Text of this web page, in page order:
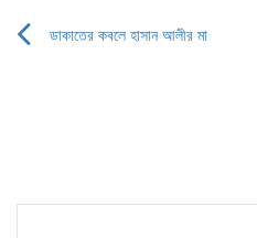
ডাকাতের কবলে হাসান আলীর মা